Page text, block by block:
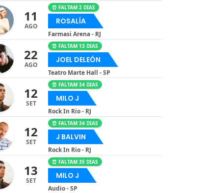
11
AGO
⏰ FALTAM 2 DIAS
ROSALÍA
Farmasi Arena - RJ
22
AGO
⏰ FALTAM 13 DIAS
JOEL DELEÓN
Teatro Marte Hall - SP
12
SET
⏰ FALTAM 34 DIAS
MILO J
Rock In Rio - RJ
12
SET
⏰ FALTAM 34 DIAS
J BALVIN
Rock In Rio - RJ
13
SET
⏰ FALTAM 35 DIAS
MILO J
Audio - SP